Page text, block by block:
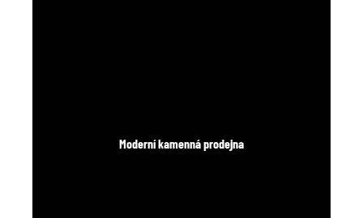
Moderní kamenná prodejna